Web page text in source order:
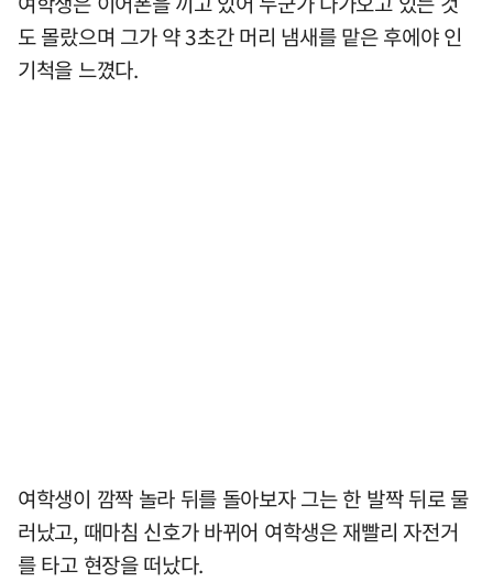
도 몰랐으며 그가 약 3초간 머리 냄새를 맡은 후에야 인
기척을 느꼈다.
여학생이 깜짝 놀라 뒤를 돌아보자 그는 한 발짝 뒤로 물
러났고, 때마침 신호가 바뀌어 여학생은 재빨리 자전거
를 타고 현장을 떠났다.